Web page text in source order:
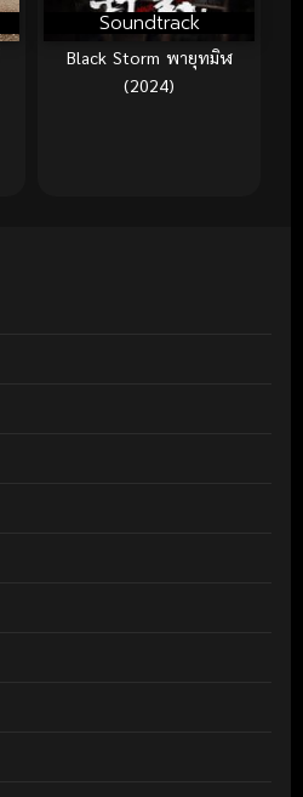
Soundtrack
Black Storm พายุทมิฬ
(2024)